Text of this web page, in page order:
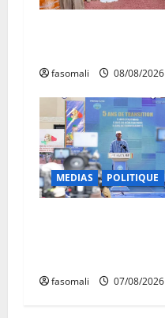
fasomali 08/08/2026
MEDIAS POLITIQUE
fasomali 07/08/2026